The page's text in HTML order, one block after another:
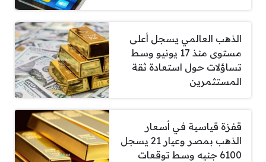
الذهب العالمي يسجل أعلى
مستوى منذ 17 يونيو وسط
تساؤلات حول استعادة ثقة
المستثمرين
قفزة قياسية في أسعار
الذهب بمصر وعيار 21 يسجل
6100 جنيه وسط توقعات